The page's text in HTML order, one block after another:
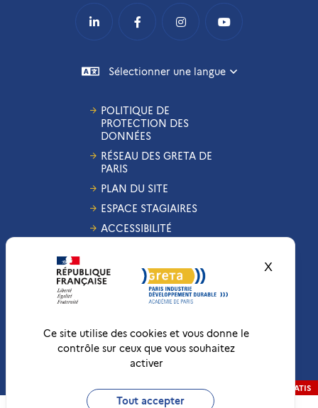
Ce site utilise des cookies et vous donne le
contrôle sur ceux que vous souhaitez
activer
Tout accepter
X
Sélectionner une langue
POLITIQUE DE
PROTECTION DES
DONNÉES
RÉSEAU DES GRETA DE
PARIS
PLAN DU SITE
ESPACE STAGIAIRES
ACCESSIBILITÉ
CONDITIONS
GÉNÉRALES DE VENTE
MENTIONS LÉGALES
STRATIS